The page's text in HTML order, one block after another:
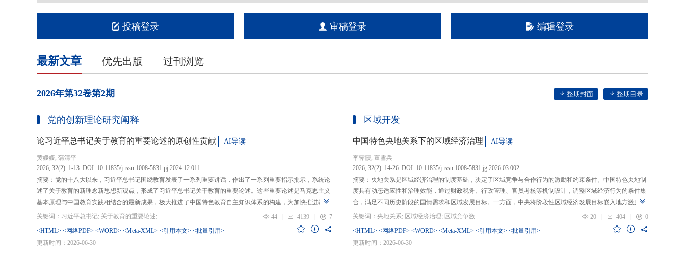
投稿登录 审稿登录 编辑登录
最新文章 优先出版 过刊浏览
2026年第32卷第2期 整期封面 整期目录
党的创新理论研究阐释
论习近平总书记关于教育的重要论述的原创性贡献 AI导读
黄媛媛, 蒲清平
2026, 32(2): 1-13. DOI: 10.11835/j.issn.1008-5831.pj.2024.12.011
摘要：党的十八大以来，习近平总书记围绕教育发表了一系列重要讲话，作出了一系列重要指示批示，系统论
述了关于教育的新理念新思想新观点，形成了习近平总书记关于教育的重要论述。这些重要论述是马克思主义
基本原理与中国教育实践相结合的最新成果，极大推进了中国特色教育自主知识体系的构建，为加快推进教育
现代化、建设教育强国提供了强大思想武器和行动指南，作出了重大原创性贡献。这些原创性贡献主要体现
在：第一，从价值论角度明确了教育在党和国家事业发展全局中的战略定位，从政治价值、经济价值、文化价
值、社会价值、创新价值等五个方面创新性回答了新时代“为什么办教育”的战略问题；第二，从认识论角度赋
予了新时代教育发展的多重内涵，深刻揭示其根本性质、根本保证、根本任务、时代使命、最终目的，创新性
关键词：习近平总书记; 关于教育的重要论述; 教育强国; 《论教育》; 教育新质生产力; 教育人工智能 44 | 4139 |
7
<HTML> <网络PDF> <WORD> <Meta-XML> <引用本文> <批量引用>
更新时间：2026-06-30
区域开发
中国特色央地关系下的区域经济治理 AI导读
李霁霞, 董雪兵
2026, 32(2): 14-26. DOI: 10.11835/j.issn.1008-5831.jg.2026.03.002
摘要：央地关系是区域经济治理的制度基础，决定了区域竞争与合作行为的激励和约束条件。中国特色央地制
度具有动态适应性和治理效能，通过财政税务、行政管理、官员考核等机制设计，调整区域经济行为的条件集
合，满足不同历史阶段的国情需求和区域发展目标。一方面，中央将阶段性区域经济发展目标嵌入地方激励机
制，引导区域竞争策略转变，包括竞争标的从“为增长而竞争”转向“为发展而竞争”，支出行为从“重建设、轻民
生”转向“基本公共服务均等化”，发展模式从“地方保护”转向“发挥比较优势”，以区域竞争激励和竞争策略优化
提升区域经济治理效率。另一方面，中央通过对口支援、一体化合作、主体功能区建设等制度安排，在保留区
域竞争激励的同时，降低区域合作成本，提高区域合作收益，形成优势互补、规模效益最大化、外部性内部化
关键词：央地关系; 区域经济治理; 区域竞争激励; 跨区域合作 20 | 404 |
0
<HTML> <网络PDF> <WORD> <Meta-XML> <引用本文> <批量引用>
更新时间：2026-06-30